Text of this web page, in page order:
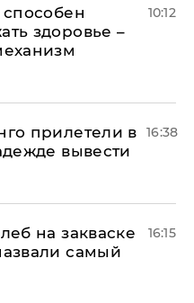
здоровье –
10:12
прилетели в
вывести
16:38
на закваске
самый
16:15